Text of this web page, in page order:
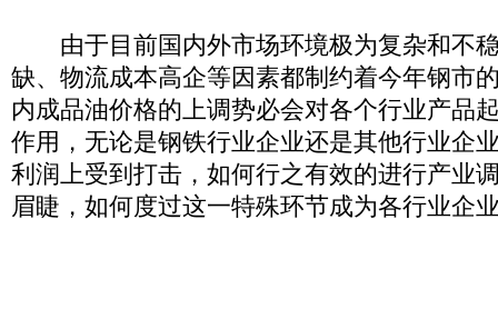
由于目前国内外市场环境极为复杂和不
缺、物流成本高企等因素都制约着今年钢市
内成品油价格的上调势必会对各个行业产品
作用，无论是钢铁行业企业还是其他行业企
利润上受到打击，如何行之有效的进行产业
眉睫，如何度过这一特殊环节成为各行业企